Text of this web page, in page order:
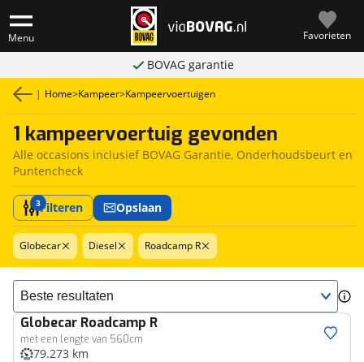
Menu Favorieten
BOVAG garantie
| Home>Kampeer>Kampeervoertuigen
1 kampeervoertuig gevonden
Alle occasions inclusief BOVAG Garantie, Onderhoudsbeurt en
Puntencheck
3Filteren Opslaan
Globecar Diesel Roadcamp R
Sorteer resultaten
Globecar Roadcamp R
met een lengte van 560cm
79.273 km